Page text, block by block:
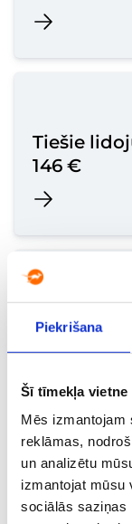
Piekrišana
Šī tīmekļa
Mēs izmantojam
reklāmas,
un analizētu
izmantojat mūsu
sociālās saziņas
Tiešie
146 €
Tiešie
Tiešie